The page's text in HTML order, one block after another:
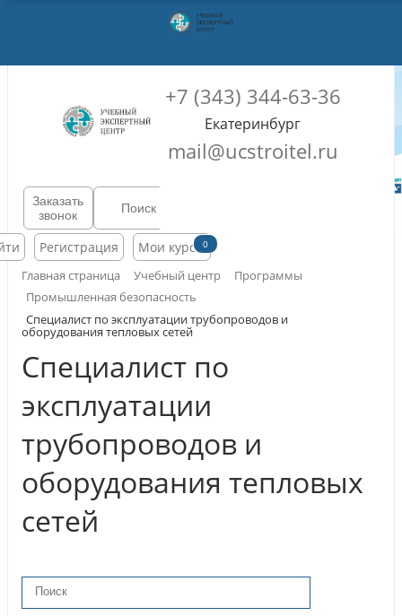
+7 (343) 344-63-36
Екатеринбург
mail@ucstroitel.ru
Заказать
звонок
Регистрация Мои курсы0
Главная страница Учебный центр
Программы
Промышленная безопасность
Специалист по эксплуатации трубопроводов и
оборудования тепловых сетей
Специалист по
эксплуатации
трубопроводов и
оборудования тепловых
сетей